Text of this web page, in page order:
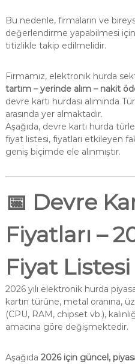
Bu nedenle, firmaların ve
değerlendirme yapabilmesi için
titizlikle takip edilmelidir.
Firmamız, elektronik hurda
tartım – yerinde alım – nakit
devre kartı hurdası alımında
arasında yer almaktadır.
Aşağıda, devre kartı hurda
fiyat listesi, fiyatları etkileyen
geniş biçimde ele alınmıştır.
📅 Devre
Fiyatları –
Fiyat Listesi
2026 yılı elektronik hurda
kartın türüne, metal oranına,
(CPU, RAM, chipset vb.),
amacına göre değişmektedir.
Aşağıda 2026 için güncel,